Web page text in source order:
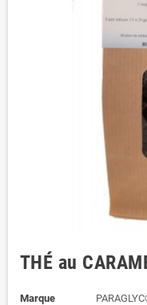
THÉ au
Marque